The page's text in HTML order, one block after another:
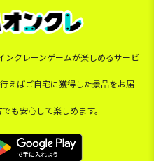
ンクレーンゲームが楽しめるサービ
えばご自宅に獲得した景品をお届
も安心して楽しめます。